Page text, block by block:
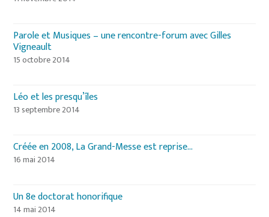
Parole et Musiques – une rencontre-forum avec Gilles
Vigneault
15 octobre 2014
Léo et les presqu’îles
13 septembre 2014
Créée en 2008, La Grand-Messe est reprise…
16 mai 2014
Un 8e doctorat honorifique
14 mai 2014